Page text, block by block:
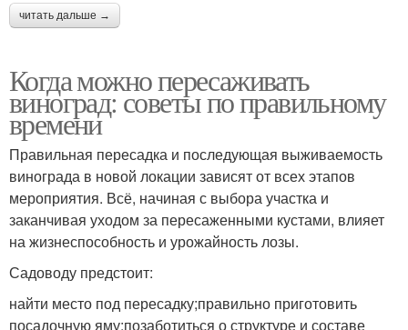
читать дальше →
Когда можно пересаживать
виноград: советы по правильному
времени
Правильная пересадка и последующая выживаемость
винограда в новой локации зависят от всех этапов
мероприятия. Всё, начиная с выбора участка и
заканчивая уходом за пересаженными кустами, влияет
на жизнеспособность и урожайность лозы.
Садоводу предстоит:
найти место под пересадку;правильно приготовить
посадочную яму;позаботиться о структуре и составе